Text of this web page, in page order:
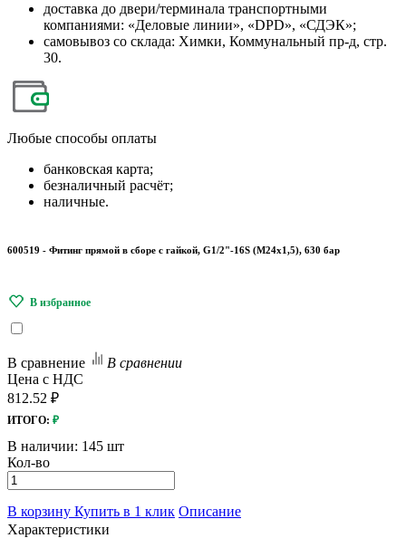
доставка до двери/терминала транспортными
компаниями: «Деловые линии», «DPD», «СДЭК»;
самовывоз со склада: Химки, Коммунальный пр-д, стр.
30.
Любые способы оплаты
банковская карта;
безналичный расчёт;
наличные.
600519 - Фитинг прямой в сборе с гайкой, G1/2"-16S (М24х1,5), 630 бар
В сравнение
В сравнении
Цена с НДС
812.52 ₽
ИТОГО: ₽
В наличии: 145 шт
Кол-во
В корзину Купить в 1 клик Описание
Характеристики